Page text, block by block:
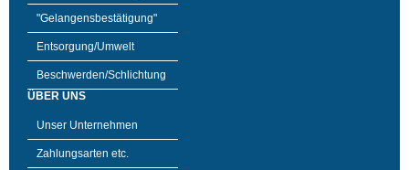
"Gelangensbestätigung"
Entsorgung/Umwelt
Beschwerden/Schlichtung
ÜBER UNS
Unser Unternehmen
Zahlungsarten etc.